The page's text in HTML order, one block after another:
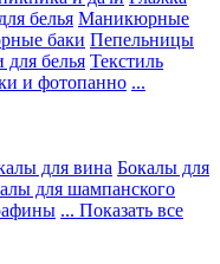
белья Маникюрные
баки Пепельницы
белья Текстиль
и фотопанно ...
для вина Бокалы для
для шампанского
... Показать все